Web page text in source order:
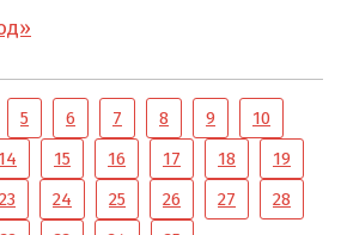
5 6 7 8 9
10
14 15 16 17 18
19
23 24 25 26 27
28